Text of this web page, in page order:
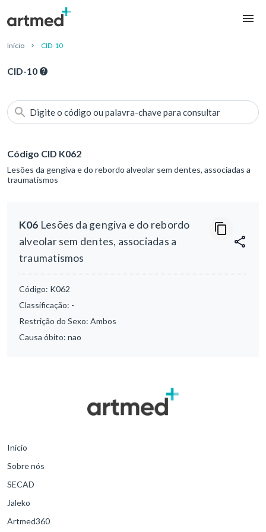
Início CID-10
CID-10
Digite o código ou palavra-chave para consultar
Código CID K062
Lesões da gengiva e do rebordo alveolar sem dentes, associadas a
traumatismos
K06 Lesões da gengiva e do rebordo
alveolar sem dentes, associadas a
traumatismos
Código: K062
Classificação: -
Restrição do Sexo: Ambos
Causa óbito: nao
Início
Sobre nós
SECAD
Jaleko
Artmed360